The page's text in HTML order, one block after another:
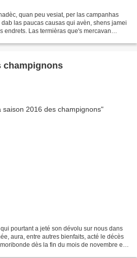
quan peu vesiat, per las campanhas
las paucas causas qui avèn, shens jamei
endrets. Las termièras que's mercavan
champignons
pourtant a jeté son dévolu sur nous dans
aura, entre autres bienfaits, acté le décès
dès la fin du mois de novembre et